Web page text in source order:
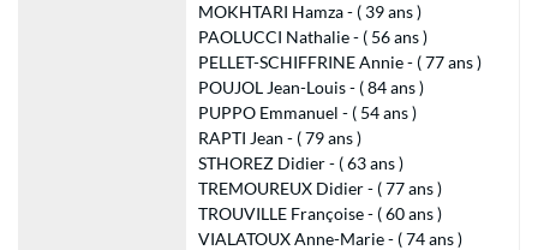
MOKHTARI Hamza - ( 39 ans )
PAOLUCCI Nathalie - ( 56 ans )
PELLET-SCHIFFRINE Annie - ( 77 ans )
POUJOL Jean-Louis - ( 84 ans )
PUPPO Emmanuel - ( 54 ans )
RAPTI Jean - ( 79 ans )
STHOREZ Didier - ( 63 ans )
TREMOUREUX Didier - ( 77 ans )
TROUVILLE Françoise - ( 60 ans )
VIALATOUX Anne-Marie - ( 74 ans )